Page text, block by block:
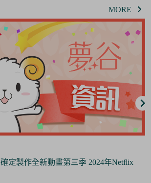
MORE
確定製作全新動畫第三季 2024年Netflix